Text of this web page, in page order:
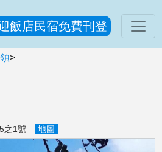
飯店民宿免費刊登
>
之1號 地圖